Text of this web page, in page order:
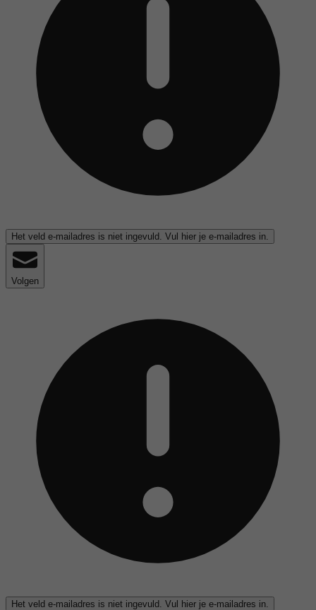
Het veld e-mailadres is niet ingevuld. Vul hier je e-mailadres in.
Volgen
Het veld e-mailadres is niet ingevuld. Vul hier je e-mailadres in.